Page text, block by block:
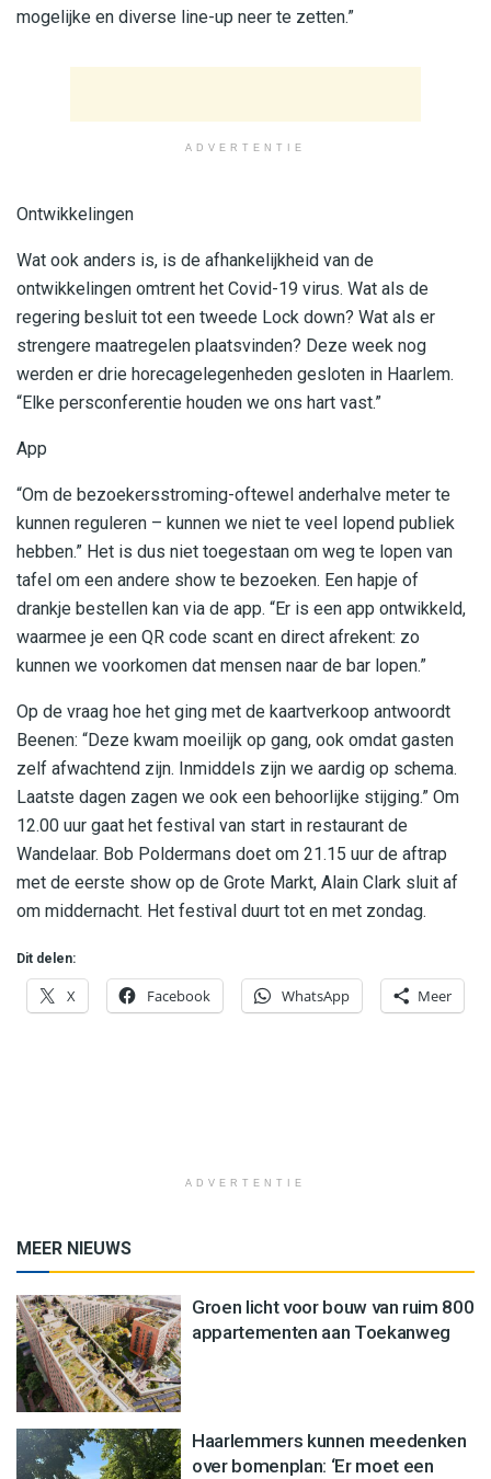
mogelijke en diverse line-up neer te zetten.”
ADVERTENTIE
Ontwikkelingen
Wat ook anders is, is de afhankelijkheid van de
ontwikkelingen omtrent het Covid-19 virus. Wat als de
regering besluit tot een tweede Lock down? Wat als er
strengere maatregelen plaatsvinden? Deze week nog
werden er drie horecagelegenheden gesloten in Haarlem.
“Elke persconferentie houden we ons hart vast.”
App
“Om de bezoekersstroming-oftewel anderhalve meter te
kunnen reguleren – kunnen we niet te veel lopend publiek
hebben.” Het is dus niet toegestaan om weg te lopen van
tafel om een andere show te bezoeken. Een hapje of
drankje bestellen kan via de app. “Er is een app ontwikkeld,
waarmee je een QR code scant en direct afrekent: zo
kunnen we voorkomen dat mensen naar de bar lopen.”
Op de vraag hoe het ging met de kaartverkoop antwoordt
Beenen: “Deze kwam moeilijk op gang, ook omdat gasten
zelf afwachtend zijn. Inmiddels zijn we aardig op schema.
Laatste dagen zagen we ook een behoorlijke stijging.” Om
12.00 uur gaat het festival van start in restaurant de
Wandelaar. Bob Poldermans doet om 21.15 uur de aftrap
met de eerste show op de Grote Markt, Alain Clark sluit af
om middernacht. Het festival duurt tot en met zondag.
Dit delen:
X Facebook WhatsApp Meer
ADVERTENTIE
MEER NIEUWS
Groen licht voor bouw van ruim 800
appartementen aan Toekanweg
Haarlemmers kunnen meedenken
over bomenplan: ‘Er moet een